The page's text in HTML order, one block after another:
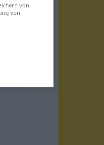
von
von